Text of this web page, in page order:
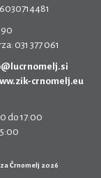
031 377 061
crnomelj.eu
do 17:00
Črnomelj 2026